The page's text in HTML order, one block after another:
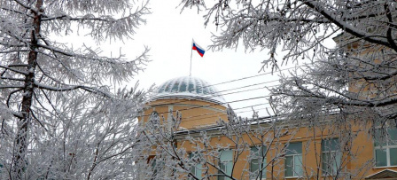
Перейти к основному содержанию